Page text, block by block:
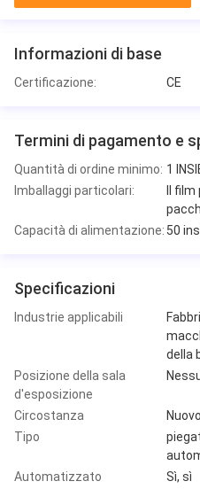
Informazioni di base
Certificazione: CE
Termini di pagamento e
Quantità di ordine minimo: 1
Imballaggi particolari:
Il
Capacità di alimentazione: 50
Specificazioni
Industrie applicabili
della
Posizione della sala
d'esposizione
Circostanza
Nuovo
Tipo
Automatizzato
Sì, sì